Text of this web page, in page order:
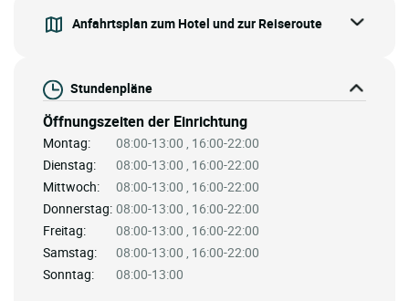
Anfahrtsplan zum Hotel und zur Reiseroute
Stundenpläne
Öffnungszeiten der Einrichtung
Montag:
08:00-13:00 , 16:00-22:00
Dienstag:
08:00-13:00 , 16:00-22:00
Mittwoch:
08:00-13:00 , 16:00-22:00
Donnerstag: 08:00-13:00 , 16:00-22:00
Freitag:
08:00-13:00 , 16:00-22:00
Samstag:
08:00-13:00 , 16:00-22:00
Sonntag:
08:00-13:00